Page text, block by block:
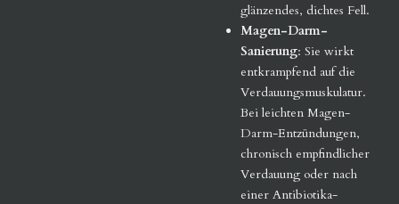
glänzendes, dichtes Fell.
Magen-Darm-
Sanierung: Sie wirkt
entkrampfend auf die
Verdauungsmuskulatur.
Bei leichten Magen-
Darm-Entzündungen,
chronisch empfindlicher
Verdauung oder nach
einer Antibiotika-